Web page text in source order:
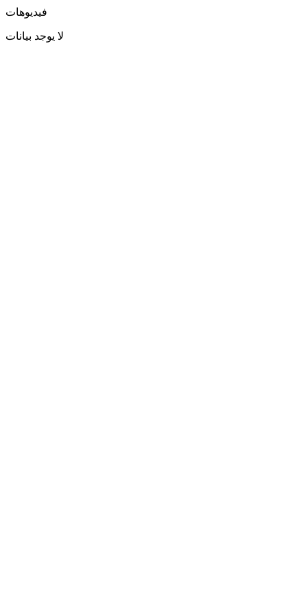
فيديوهات
لا يوجد بيانات